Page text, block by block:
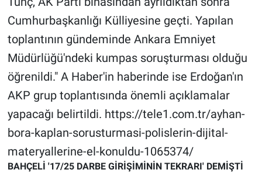
Cumhurbaşkanlığı Külliyesine geçti. Yapılan
toplantının gündeminde Ankara Emniyet
Müdürlüğü'ndeki kumpas soruşturması olduğu
öğrenildi." A Haber'in haberinde ise Erdoğan'ın
AKP grup toplantısında önemli açıklamalar
yapacağı belirtildi. https://tele1.com.tr/ayhan-
bora-kaplan-sorusturmasi-polislerin-dijital-
materyallerine-el-konuldu-1065374/
BAHÇELİ '17/25 DARBE GİRİŞİMİNİN TEKRARI' DEMİŞTİ
Popüler
Programlar
Sağlık
Spor
Teknoloji
Türkiye'nin Geleceği